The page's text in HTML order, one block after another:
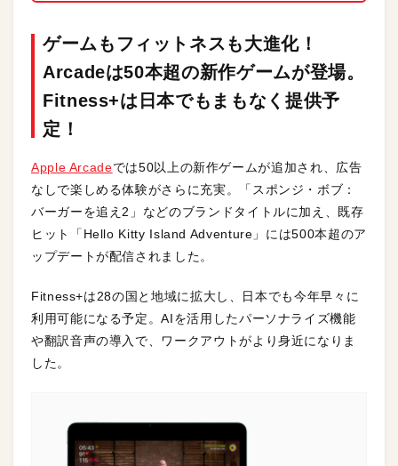
ゲームもフィットネスも大進化！
Arcadeは50本超の新作ゲームが登場。
Fitness+は日本でもまもなく提供予
定！
Apple Arcadeでは50以上の新作ゲームが追加され、広告
なしで楽しめる体験がさらに充実。「スポンジ・ボブ：
バーガーを追え2」などのブランドタイトルに加え、既存
ヒット「Hello Kitty Island Adventure」には500本超のア
ップデートが配信されました。
Fitness+は28の国と地域に拡大し、日本でも今年早々に
利用可能になる予定。AIを活用したパーソナライズ機能
や翻訳音声の導入で、ワークアウトがより身近になりま
した。